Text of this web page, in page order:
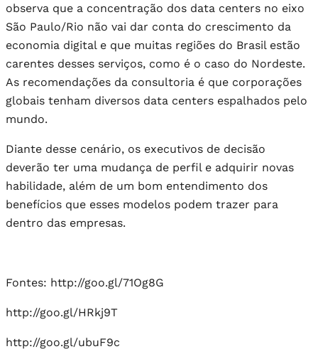
observa que a concentração dos data centers no eixo
São Paulo/Rio não vai dar conta do crescimento da
economia digital e que muitas regiões do Brasil estão
carentes desses serviços, como é o caso do Nordeste.
As recomendações da consultoria é que corporações
globais tenham diversos data centers espalhados pelo
mundo.
Diante desse cenário, os executivos de decisão
deverão ter uma mudança de perfil e adquirir novas
habilidade, além de um bom entendimento dos
benefícios que esses modelos podem trazer para
dentro das empresas.
Fontes: http://goo.gl/71Og8G
http://goo.gl/HRkj9T
http://goo.gl/ubuF9c